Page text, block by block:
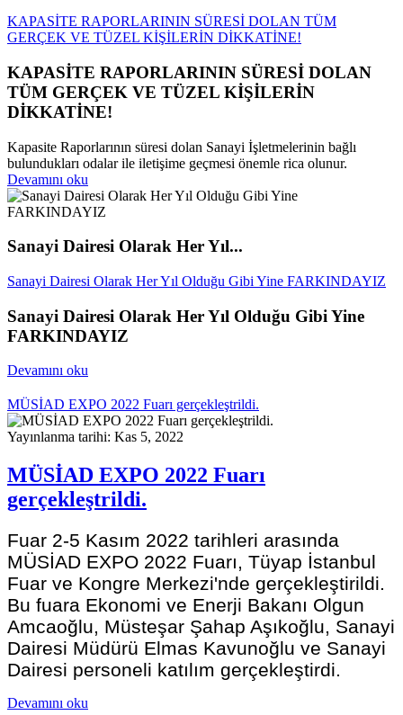
KAPASİTE RAPORLARININ SÜRESİ DOLAN TÜM
GERÇEK VE TÜZEL KİŞİLERİN DİKKATİNE!
KAPASİTE RAPORLARININ SÜRESİ DOLAN
TÜM GERÇEK VE TÜZEL KİŞİLERİN
DİKKATİNE!
Kapasite Raporlarının süresi dolan Sanayi İşletmelerinin bağlı
bulundukları odalar ile iletişime geçmesi önemle rica olunur.
Devamını oku
Sanayi Dairesi Olarak Her Yıl...
Sanayi Dairesi Olarak Her Yıl Olduğu Gibi Yine FARKINDAYIZ
Sanayi Dairesi Olarak Her Yıl Olduğu Gibi Yine
FARKINDAYIZ
Devamını oku
MÜSİAD EXPO 2022 Fuarı gerçekleştrildi.
Yayınlanma tarihi: Kas 5, 2022
MÜSİAD EXPO 2022 Fuarı
gerçekleştrildi.
Fuar 2-5 Kasım 2022 tarihleri arasında
MÜSİAD EXPO 2022 Fuarı, Tüyap İstanbul
Fuar ve Kongre Merkezi'nde gerçekleştirildi.
Bu fuara Ekonomi ve Enerji Bakanı Olgun
Amcaoğlu, Müsteşar Şahap Aşıkoğlu, Sanayi
Dairesi Müdürü Elmas Kavunoğlu ve Sanayi
Dairesi personeli katılım gerçekleştirdi.
Devamını oku